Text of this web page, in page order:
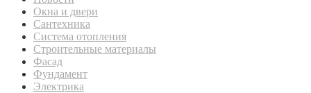
Окна и двери
Сантехника
Система отопления
Строительные материалы
Фасад
Фундамент
Электрика